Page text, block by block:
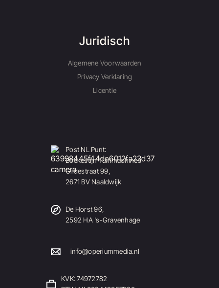
Juridisch
Algemene Voorwaarden
Privacy Verklaring
Licentie
Post NL Punt:
Boekestijn Tuinmachines
Gildestraat 99,
2671 BV Naaldwijk
De Horst 96,
2592 HA 's-Gravenhage
info@operiummedia.nl
KVK: 74972782